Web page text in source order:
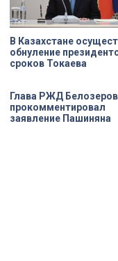
«Пенатах» проводились
строгим контролем
КГИОП.
В Казахстане
обнуление
сроков Токаева
Глава РЖД Белозеров
прокомментировал
заявление Пашиняна